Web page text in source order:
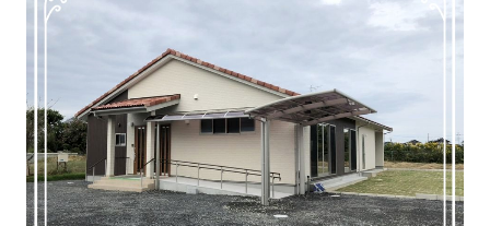
お問合せ
採用情報
会社行事